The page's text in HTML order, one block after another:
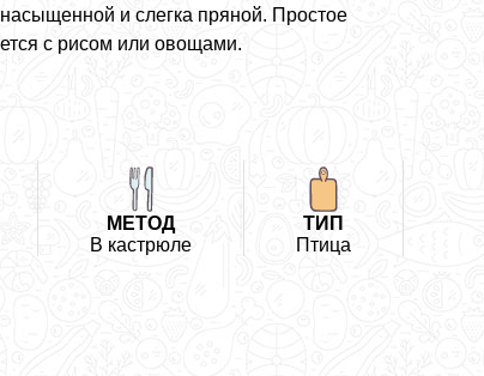
и слегка пряной. Простое
с рисом или овощами.
МЕТОД
В кастрюле
ТИП
Птица